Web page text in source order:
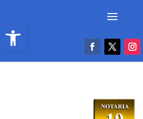
Abrir barra de herramientas